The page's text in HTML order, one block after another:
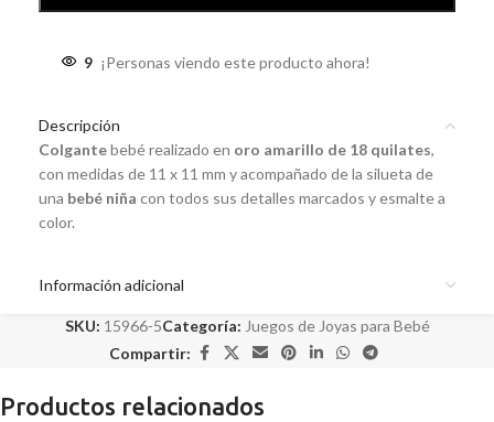
9 ¡Personas viendo este producto ahora!
Descripción
Colgantebebé realizado en oro amarillo de 18 quilates,
con medidas de 11 x 11 mm y acompañado de la silueta de
una bebé niña con todos sus detalles marcados y esmalte a
color.
Información adicional
SKU: 15966-5Categoría: Juegos de Joyas para Bebé
Compartir:
Productos relacionados